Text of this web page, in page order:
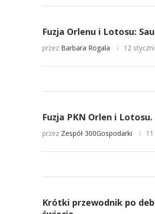
Fuzja Orlenu i Lotosu:
przez Barbara Rogala 12
Fuzja PKN Orlen i
przez Zespół 300Gospodarki
Krótki przewodnik po